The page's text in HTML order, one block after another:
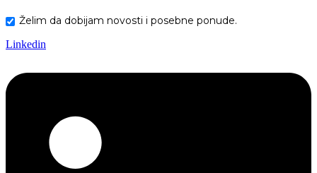
Želim da dobijam novosti i posebne ponude.
Linkedin